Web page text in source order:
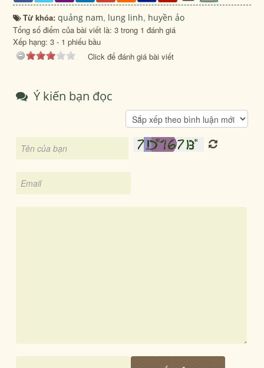
Từ khóa:quảng nam, lung linh, huyền ảo
Tổng số điểm của bài viết là: 3 trong 1 đánh giá
Xếp hạng:3 - 1 phiếu bầu
Click để đánh giá bài viết
Ý kiến bạn đọc